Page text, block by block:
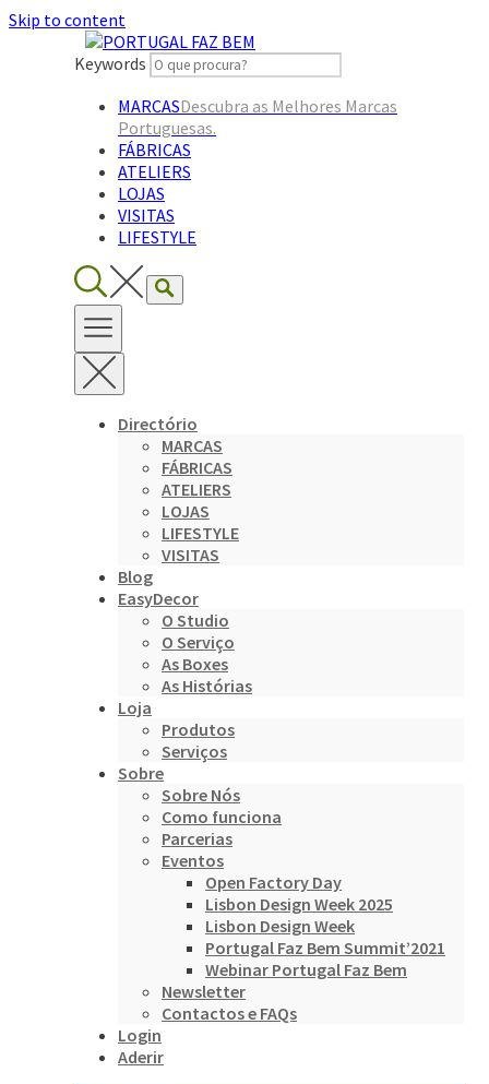
Skip to content
Keywords
MARCASDescubra as Melhores Marcas
Portuguesas.
FÁBRICAS
ATELIERS
LOJAS
VISITAS
LIFESTYLE
Directório
MARCAS
FÁBRICAS
ATELIERS
LOJAS
LIFESTYLE
VISITAS
Blog
EasyDecor
O Studio
O Serviço
As Boxes
As Histórias
Loja
Produtos
Serviços
Sobre
Sobre Nós
Como funciona
Parcerias
Eventos
Open Factory Day
Lisbon Design Week 2025
Lisbon Design Week
Portugal Faz Bem Summit’2021
Webinar Portugal Faz Bem
Newsletter
Contactos e FAQs
Login
Aderir